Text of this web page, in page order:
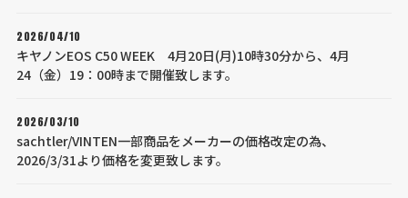
2026/04/10
キヤノンEOS C50 WEEK 4月20日(月)10時30分から、4月
24（金）19：00時まで開催致します。
2026/03/10
sachtler/VINTEN一部商品をメーカーの価格改定の為、
2026/3/31より価格を変更致します。